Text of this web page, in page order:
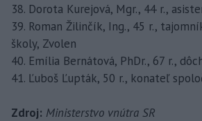
38. Dorota Kurejová, Mgr., 44 r.,
39. Roman Žilinčík, Ing., 45 r.,
školy, Zvolen
40. Emília Bernátová, PhDr., 67 r.,
41. Ľuboš Ľupták, 50 r., konateľ
Zdroj: Ministerstvo vnútra SR